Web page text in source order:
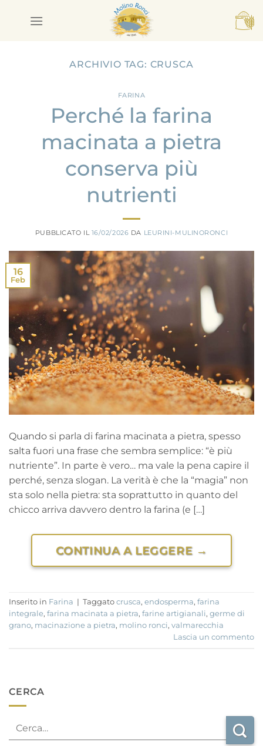
ARCHIVIO TAG: CRUSCA
FARINA
Perché la farina
macinata a pietra
conserva più
nutrienti
PUBBLICATO IL 16/02/2026 DA LEURINI-MULINORONCI
16
Feb
Quando si parla di farina macinata a pietra, spesso
salta fuori una frase che sembra semplice: “è più
nutriente”. In parte è vero… ma vale la pena capire il
perché, senza slogan. La verità è che la “magia” non
sta solo nella pietra: sta soprattutto in quanto del
chicco arriva davvero dentro la farina (e […]
CONTINUA A LEGGERE →
Inserito in Farina | Taggato crusca, endosperma, farina
integrale, farina macinata a pietra, farine artigianali, germe di
grano, macinazione a pietra, molino ronci, valmarecchia
Lascia un commento
CERCA